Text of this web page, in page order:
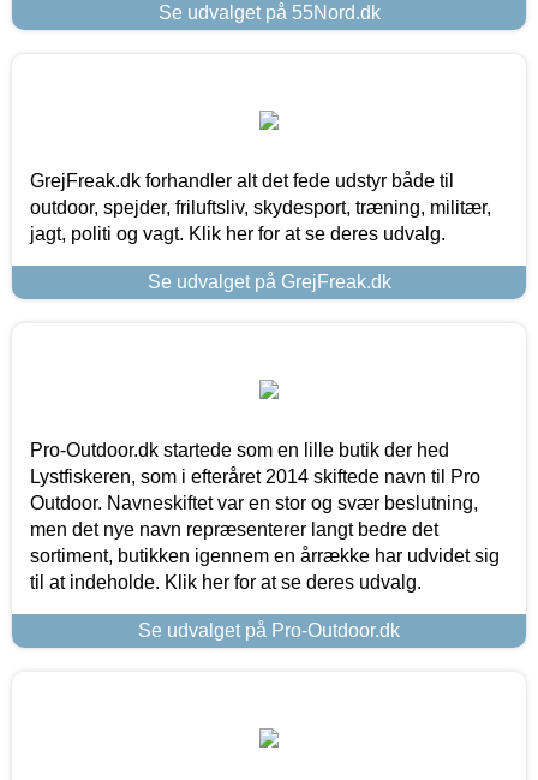
Se udvalget på 55Nord.dk
GrejFreak.dk forhandler alt det fede udstyr både til
outdoor, spejder, friluftsliv, skydesport, træning, militær,
jagt, politi og vagt. Klik her for at se deres udvalg.
Se udvalget på GrejFreak.dk
Pro-Outdoor.dk startede som en lille butik der hed
Lystfiskeren, som i efteråret 2014 skiftede navn til Pro
Outdoor. Navneskiftet var en stor og svær beslutning,
men det nye navn repræsenterer langt bedre det
sortiment, butikken igennem en årrække har udvidet sig
til at indeholde. Klik her for at se deres udvalg.
Se udvalget på Pro-Outdoor.dk